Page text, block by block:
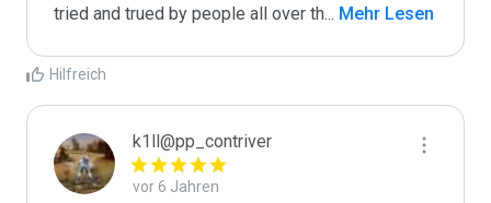
tried and trued by people all over th... Mehr Lesen
Hilfreich
k1ll@pp_contriver
vor 6 Jahren